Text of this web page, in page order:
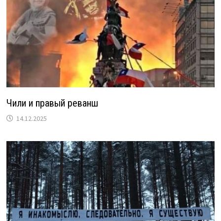
Чили и правый реванш
14.12.2025